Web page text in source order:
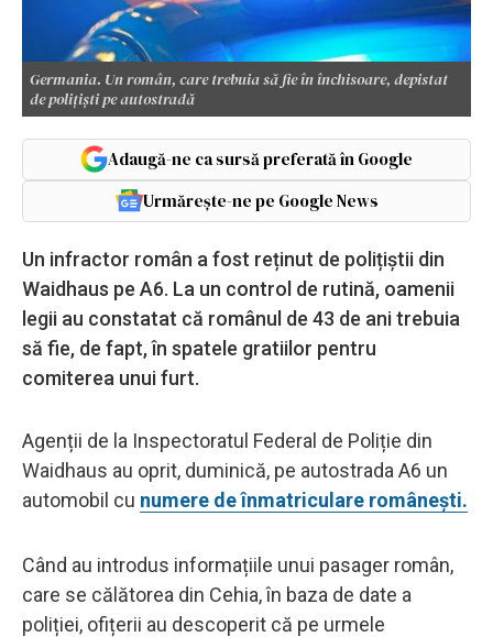
Germania. Un român, care trebuia să fie în închisoare, depistat
de polițiști pe autostradă
Adaugă-ne ca sursă preferată în Google
Urmărește-ne pe Google News
Un infractor român a fost reținut de polițiștii din
Waidhaus pe A6. La un control de rutină, oamenii
legii au constatat că românul de 43 de ani trebuia
să fie, de fapt, în spatele gratiilor pentru
comiterea unui furt.
Agenții de la Inspectoratul Federal de Poliție din
Waidhaus au oprit, duminică, pe autostrada A6 un
automobil cu numere de înmatriculare românești.
Când au introdus informațiile unui pasager român,
care se călătorea din Cehia, în baza de date a
poliției, ofițerii au descoperit că pe urmele